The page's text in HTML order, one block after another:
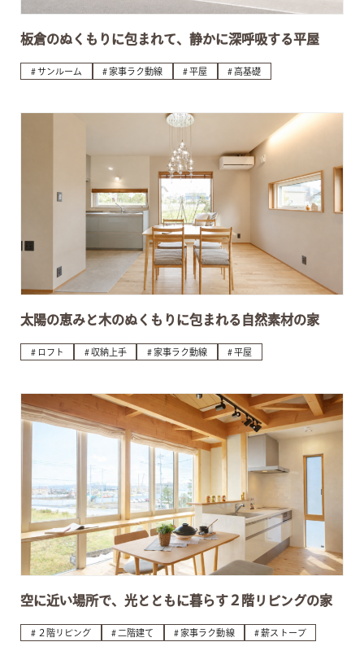
板倉のぬくもりに包まれて、静かに深呼吸する平屋
サンルーム 家事ラク動線 平屋 高基礎
太陽の恵みと木のぬくもりに包まれる自然素材の家
ロフト 収納上手 家事ラク動線 平屋
空に近い場所で、光とともに暮らす２階リビングの家
２階リビング 二階建て 家事ラク動線 薪ストーブ